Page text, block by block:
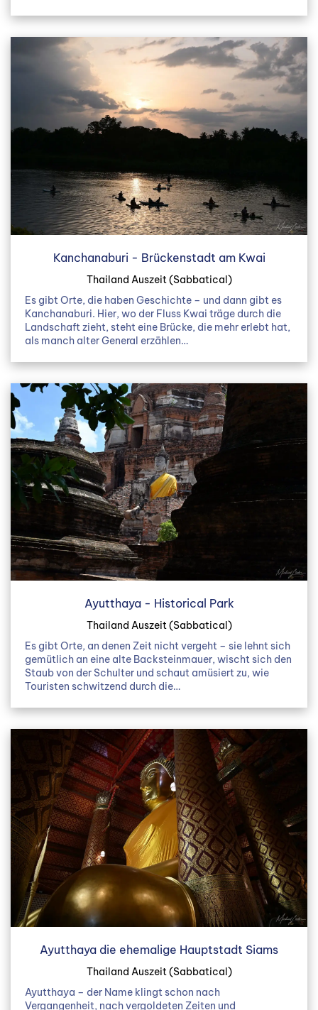
Kanchanaburi - Brückenstadt am Kwai
Thailand Auszeit (Sabbatical)
Es gibt Orte, die haben Geschichte – und dann gibt es
Kanchanaburi. Hier, wo der Fluss Kwai träge durch die
Landschaft zieht, steht eine Brücke, die mehr erlebt hat,
als manch alter General erzählen…
Ayutthaya - Historical Park
Thailand Auszeit (Sabbatical)
Es gibt Orte, an denen Zeit nicht vergeht – sie lehnt sich
gemütlich an eine alte Backsteinmauer, wischt sich den
Staub von der Schulter und schaut amüsiert zu, wie
Touristen schwitzend durch die…
Ayutthaya die ehemalige Hauptstadt Siams
Thailand Auszeit (Sabbatical)
Ayutthaya – der Name klingt schon nach
Vergangenheit, nach vergoldeten Zeiten und